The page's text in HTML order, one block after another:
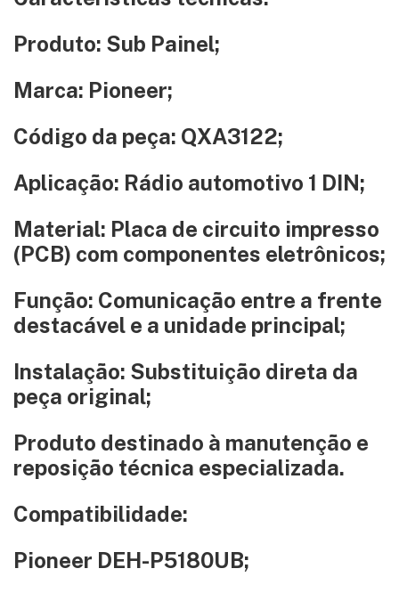
Produto: Sub Painel;
Marca: Pioneer;
Código da peça: QXA3122;
Aplicação: Rádio automotivo 1 DIN;
Material: Placa de circuito impresso
(PCB) com componentes eletrônicos;
Função: Comunicação entre a frente
destacável e a unidade principal;
Instalação: Substituição direta da
peça original;
Produto destinado à manutenção e
reposição técnica especializada.
Compatibilidade:
Pioneer DEH-P5180UB;